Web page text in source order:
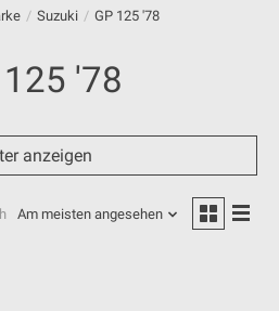
/ Suzuki / GP 125 '78
125 '78
anzeigen
Am meisten angesehen